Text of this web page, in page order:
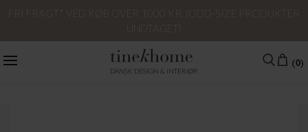
DANSK DESIGN & INTERIØR
(0)